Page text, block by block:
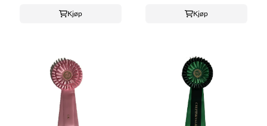
Kjøp Kjøp